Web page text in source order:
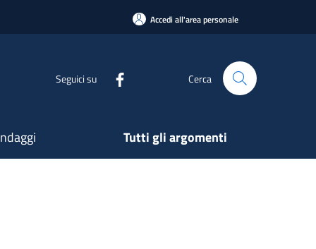
Accedi all'area personale
Seguici su Cerca
Tutti gli argomenti